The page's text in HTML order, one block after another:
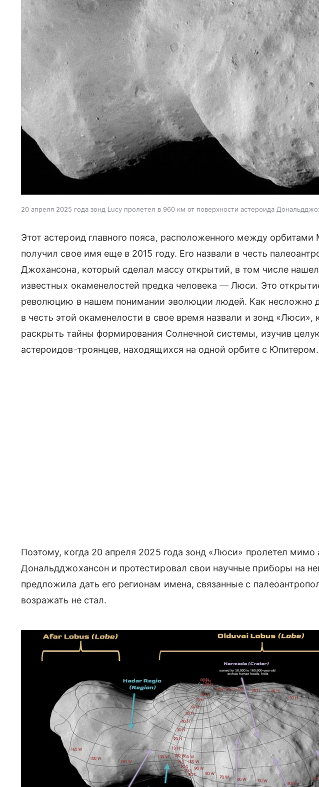
20 апреля 2025 года зонд Lucy пролетел в 960 км от поверхности астероида
Этот астероид главного пояса, расположенного между
получил свое имя еще в 2015 году. Его назвали в честь
Джохансона, который сделал массу открытий, в том числе
известных окаменелостей предка человека — Люси. Это
революцию в нашем понимании эволюции людей. Как несложно
в честь этой окаменелости в свое время назвали и зонд «Люси»,
раскрыть тайны формирования Солнечной системы, изучив
астероидов-троянцев, находящихся на одной орбите с Юпитером.
Поэтому, когда 20 апреля 2025 года зонд «Люси» пролетел мимо
Дональдджохансон и протестировал свои научные приборы на
предложила дать его регионам имена, связанные с
возражать не стал.